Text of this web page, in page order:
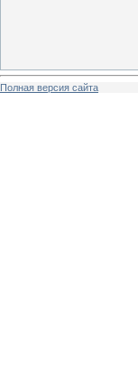
Полная версия сайта